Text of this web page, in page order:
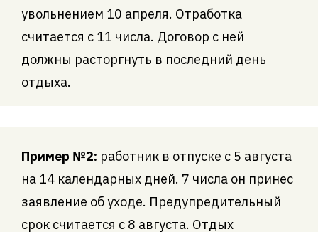
увольнением 10 апреля. Отработка
считается с 11 числа. Договор с ней
должны расторгнуть в последний день
отдыха.
Пример №2: работник в отпуске с 5 августа
на 14 календарных дней. 7 числа он принес
заявление об уходе. Предупредительный
срок считается с 8 августа. Отдых